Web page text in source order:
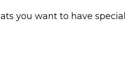
you want to have